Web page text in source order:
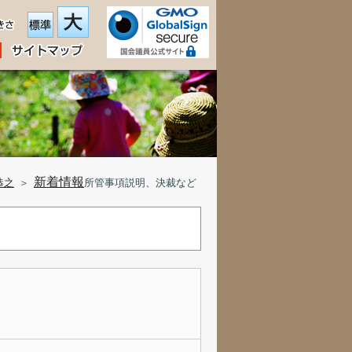
之 ＞ 新着情報 所管事項説明、決裁など